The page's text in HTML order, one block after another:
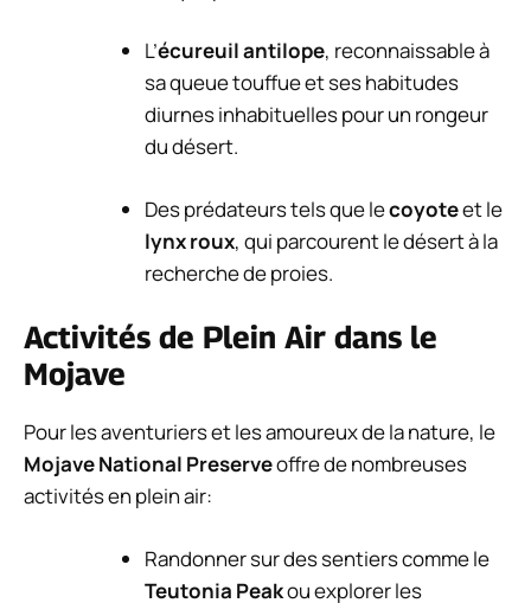
L’écureuil antilope, reconnaissable à
sa queue touffue et ses habitudes
diurnes inhabituelles pour un rongeur
du désert.
Des prédateurs tels que lecoyoteet le
lynx roux, qui parcourent le désert à la
recherche de proies.
Activités de Plein Air dans le
Mojave
Pour les aventuriers et les amoureux de la nature, le
Mojave National Preserveoffre de nombreuses
activités en plein air:
Randonner sur des sentiers comme le
Teutonia Peakou explorer les